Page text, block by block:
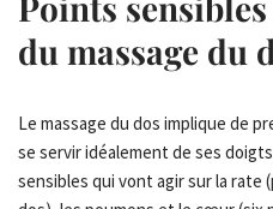
du massage du
Le massage du dos implique de
se servir idéalement de ses
sensibles qui vont agir sur la